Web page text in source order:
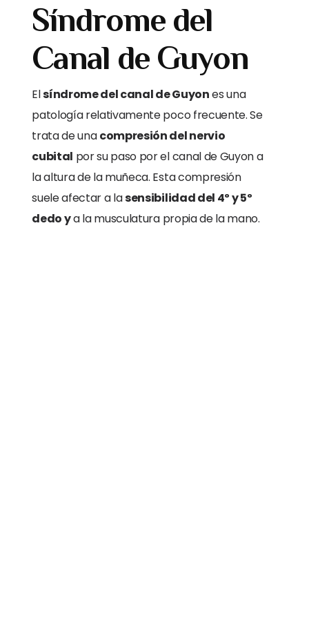
Síndrome del
Canal de Guyon
Elsíndrome del canal de Guyones una
patología relativamente poco frecuente. Se
trata de unacompresión del nervio
cubital por su paso por el canal de Guyon a
la altura de la muñeca. Esta compresión
suele afectar a lasensibilidad del 4º y 5º
dedo ya la musculatura propia de la mano.